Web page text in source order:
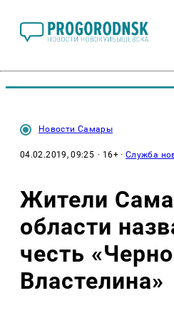
Новости Самары
04.02.2019, 09:25 · 16+ ·Служба
Жители
области
честь
Властелина»